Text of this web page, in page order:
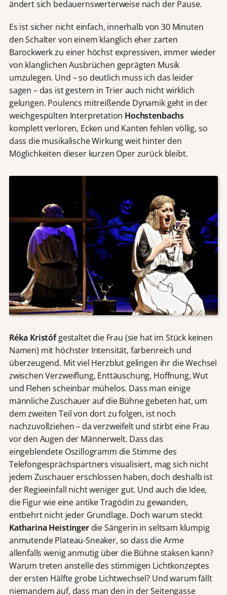
ändert sich bedauernswerterweise nach der Pause.
Es ist sicher nicht einfach, innerhalb von 30 Minuten
den Schalter von einem klanglich eher zarten
Barockwerk zu einer höchst expressiven, immer wieder
von klanglichen Ausbrüchen geprägten Musik
umzulegen. Und – so deutlich muss ich das leider
sagen – das ist gestern in Trier auch nicht wirklich
gelungen. Poulencs mitreißende Dynamik geht in der
weichgespülten Interpretation Hochstenbachs
komplett verloren, Ecken und Kanten fehlen völlig, so
dass die musikalische Wirkung weit hinter den
Möglichkeiten dieser kurzen Oper zurück bleibt.
Réka Kristófgestaltet die Frau (sie hat im Stück keinen
Namen) mit höchster Intensität, farbenreich und
überzeugend. Mit viel Herzblut gelingen ihr die Wechsel
zwischen Verzweiflung, Enttäuschung, Hoffnung, Wut
und Flehen scheinbar mühelos. Dass man einige
männliche Zuschauer auf die Bühne gebeten hat, um
dem zweiten Teil von dort zu folgen, ist noch
nachzuvollziehen – da verzweifelt und stirbt eine Frau
vor den Augen der Männerwelt. Dass das
eingeblendete Oszillogramm die Stimme des
Telefongesprächspartners visualisiert, mag sich nicht
jedem Zuschauer erschlossen haben, doch deshalb ist
der Regieeinfall nicht weniger gut. Und auch die Idee,
die Figur wie eine antike Tragödin zu gewanden,
entbehrt nicht jeder Grundlage. Doch warum steckt
Katharina Heistinger die Sängerin in seltsam klumpig
anmutende Plateau-Sneaker, so dass die Arme
allenfalls wenig anmutig über die Bühne staksen kann?
Warum treten anstelle des stimmigen Lichtkonzeptes
der ersten Hälfte grobe Lichtwechsel? Und warum fällt
niemandem auf, dass man den in der Seitengasse